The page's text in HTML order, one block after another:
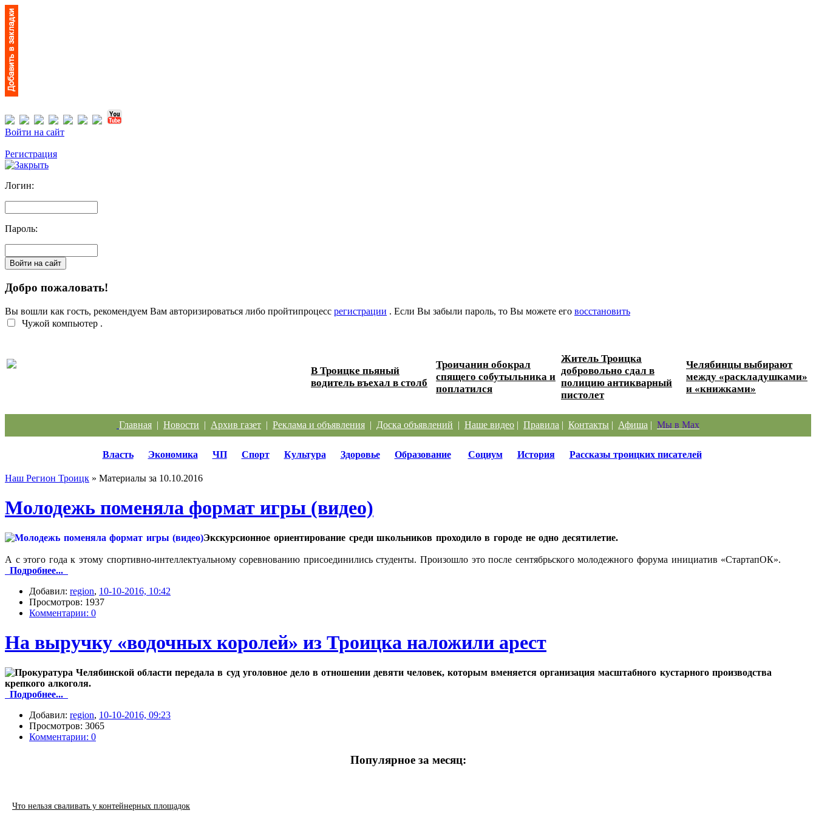
Войти на сайт
Регистрация
Логин:
Пароль:
Добро пожаловать!
Вы вошли как гость, рекомендуем Вам авторизироваться либо пройтипроцесс регистрации . Если Вы забыли пароль, то Вы можете его восстановить
Чужой компьютер .
В Троицке пьяный
водитель въехал в столб
Троичанин обокрал
спящего собутыльника и
поплатился
Житель Троицка
добровольно сдал в
полицию антикварный
пистолет
Челябинцы выбирают
между «раскладушками»
и «книжками»
Главная | Новости | Архив газет | Реклама и объявления | Доска объявлений | Наше видео | Правила | Контакты | Афиша | Мы в Max
Власть Экономика ЧП Спорт Культура Здоровье Образование Социум История Рассказы троицких писателей
Наш Регион Троицк » Материалы за 10.10.2016
Молодежь поменяла формат игры (видео)
Экскурсионное ориентирование среди школьников проходило в городе не одно десятилетие.
А с этого года к этому спортивно-интеллектуальному соревнованию присоединились студенты. Произошло это после сентябрьского молодежного форума инициатив «СтартапОК».
Подробнее...
Добавил: region, 10-10-2016, 10:42
Просмотров: 1937
Комментарии: 0
На выручку «водочных королей» из Троицка наложили арест
Прокуратура Челябинской области передала в суд уголовное дело в отношении девяти человек, которым вменяется организация масштабного кустарного производства
крепкого алкоголя.
Подробнее...
Добавил: region, 10-10-2016, 09:23
Просмотров: 3065
Комментарии: 0
Популярное за месяц:
Что нельзя сваливать у контейнерных площадок